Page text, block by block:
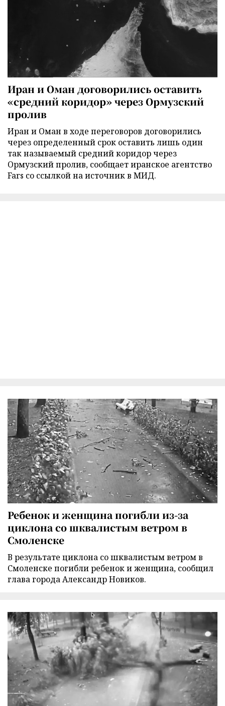
Иран и Оман договорились оставить
«средний коридор» через Ормузский
пролив
Иран и Оман в ходе переговоров договорились
через определенный срок оставить лишь один
так называемый средний коридор через
Ормузский пролив, сообщает иранское агентство
Fars со ссылкой на источник в МИД.
Ребенок и женщина погибли из-за
циклона со шквалистым ветром в
Смоленске
В результате циклона со шквалистым ветром в
Смоленске погибли ребенок и женщина, сообщил
глава города Александр Новиков.